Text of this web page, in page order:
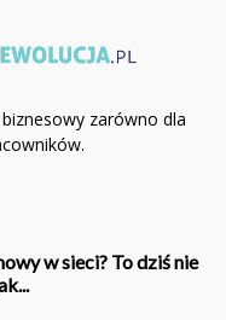
zarówno dla
w sieci? To dziś nie